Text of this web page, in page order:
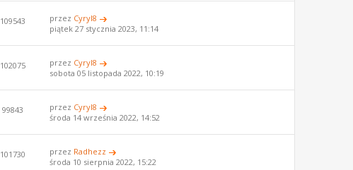
109543 przez Cyryl8
piątek 27 stycznia 2023, 11:14
102075 przez Cyryl8
sobota 05 listopada 2022, 10:19
99843 przez Cyryl8
środa 14 września 2022, 14:52
101730 przez Radhezz
środa 10 sierpnia 2022, 15:22